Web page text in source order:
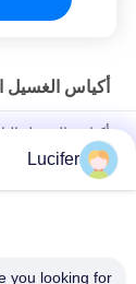
أكياس الغسيل
أكياس الغسيل
للتصرف للطب /
Lucifer
you looking for?